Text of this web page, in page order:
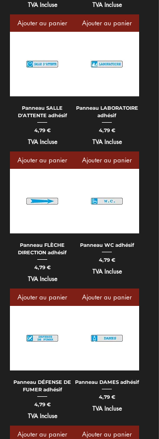
TVA Incluse
Ajouter au panier
TVA Incluse
Ajouter au panier
Panneau SALLE
D'ATTENTE adhésif
Prix
4,79 €
TVA Incluse
Ajouter au panier
Panneau LABORATOIRE
adhésif
Prix
4,79 €
TVA Incluse
Ajouter au panier
Panneau FLÈCHE
DIRECTION adhésif
Prix
4,79 €
TVA Incluse
Ajouter au panier
Panneau WC adhésif
Prix
4,79 €
TVA Incluse
Ajouter au panier
Panneau DÉFENSE DE
FUMER adhésif
Prix
4,79 €
TVA Incluse
Ajouter au panier
Panneau DAMES adhésif
Prix
4,79 €
TVA Incluse
Ajouter au panier